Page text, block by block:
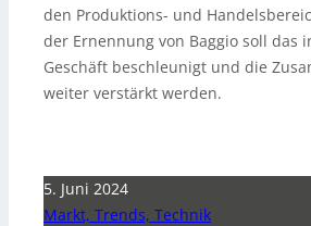
den Produktions- und
der Ernennung von Baggio soll das
Geschäft beschleunigt und die
weiter verstärkt werden.
5. Juni 2024
Markt, Trends, Technik